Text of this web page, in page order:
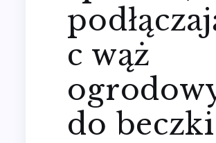
c wąż
do beczki